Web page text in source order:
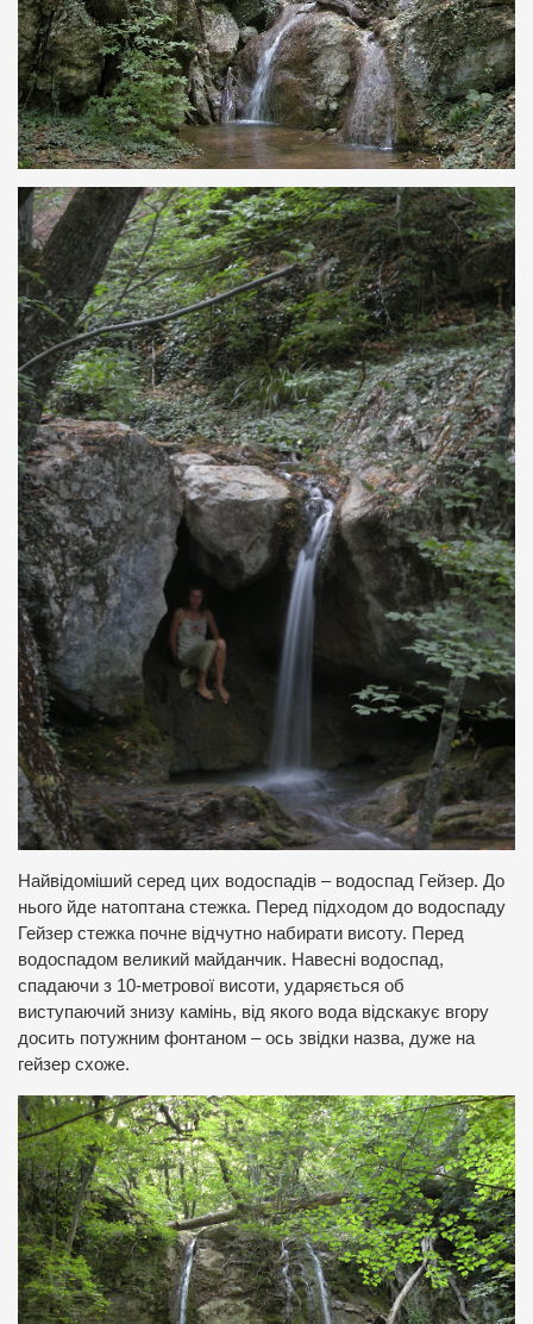
Найвідоміший серед цих водоспадів – водоспад Гейзер. До
нього йде натоптана стежка. Перед підходом до водоспаду
Гейзер стежка почне відчутно набирати висоту. Перед
водоспадом великий майданчик. Навесні водоспад,
спадаючи з 10-метрової висоти, ударяється об
виступаючий знизу камінь, від якого вода відскакує вгору
досить потужним фонтаном – ось звідки назва, дуже на
гейзер схоже.